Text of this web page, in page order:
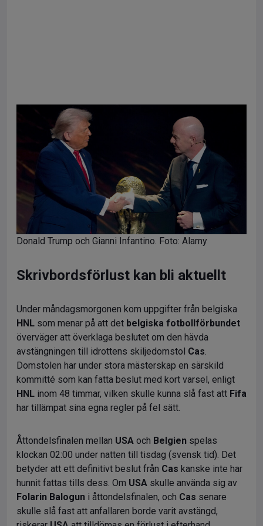
Donald Trump och Gianni Infantino. Foto: Alamy
Skrivbordsförlust kan bli aktuellt
Under måndagsmorgonen kom uppgifter från belgiska
HNL som menar på att det belgiska fotbollförbundet
överväger att överklaga beslutet om den hävda
avstängningen till idrottens skiljedomstol Cas.
Domstolen har under stora mästerskap en särskild
kommitté som kan fatta beslut med kort varsel, enligt
HNL inom 48 timmar, vilken skulle kunna slå fast att Fifa
har tillämpat sina egna regler på fel sätt.
Åttondelsfinalen mellan USA och Belgien spelas
klockan 02:00 under natten till tisdag (svensk tid). Det
betyder att ett definitivt beslut från Cas kanske inte har
hunnit fattas tills dess. Om USA skulle använda sig av
Folarin Balogun i åttondelsfinalen, och Cas senare
skulle slå fast att anfallaren borde varit avstängd,